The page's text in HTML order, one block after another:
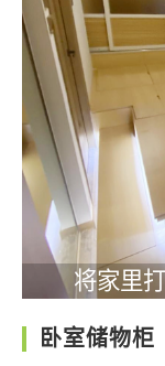
将家里
卧室储物柜